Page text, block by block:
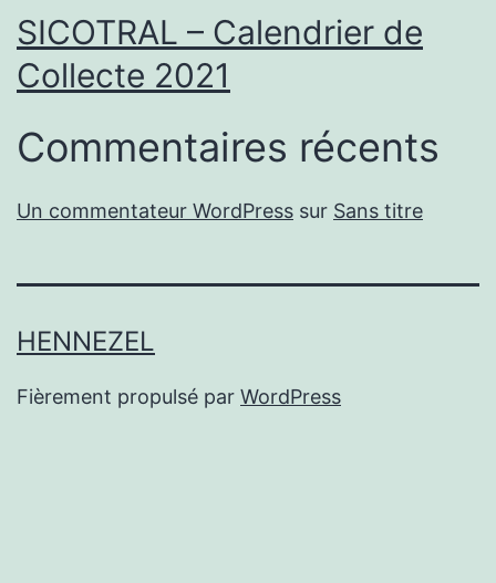
SICOTRAL – Calendrier de
Collecte 2021
Commentaires récents
Un commentateur WordPress sur Sans titre
HENNEZEL
Fièrement propulsé par WordPress